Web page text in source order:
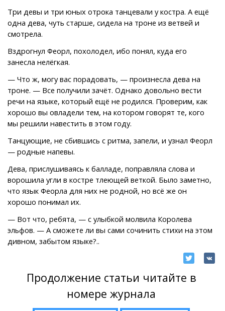
Три девы и три юных отрока танцевали у костра. А ещё
одна дева, чуть старше, сидела на троне из ветвей и
смотрела.
Вздрогнул Феорл, похолодел, ибо понял, куда его
занесла нелёгкая.
— Что ж, могу вас порадовать, — произнесла дева на
троне. — Все получили зачёт. Однако довольно вести
речи на языке, который ещё не родился. Проверим, как
хорошо вы овладели тем, на котором говорят те, кого
мы решили навестить в этом году.
Танцующие, не сбившись с ритма, запели, и узнал Феорл
— родные напевы.
Дева, прислушиваясь к балладе, поправляла слова и
ворошила угли в костре тлеющей веткой. Было заметно,
что язык Феорла для них не родной, но всё же он
хорошо понимал их.
— Вот что, ребята, — с улыбкой молвила Королева
эльфов. — А сможете ли вы сами сочинить стихи на этом
дивном, забытом языке?..
Продолжение статьи читайте в
номере журнала